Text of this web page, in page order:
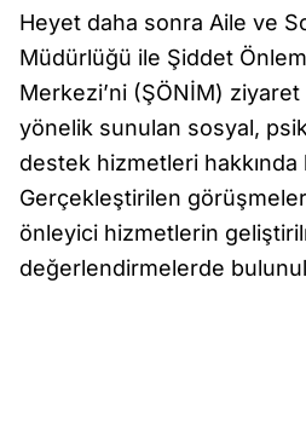
Heyet daha sonra Aile ve
Müdürlüğü ile Şiddet
Merkezi’ni (ŞÖNİM) ziyaret
yönelik sunulan sosyal,
destek hizmetleri hakkında
Gerçekleştirilen
önleyici hizmetlerin
değerlendirmelerde